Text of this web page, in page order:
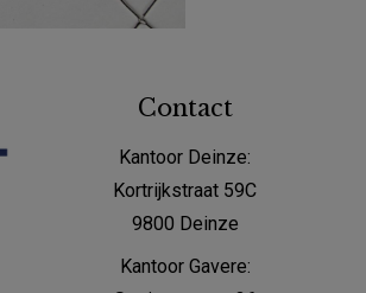
Contact
Kantoor Deinze:
Kortrijkstraat 59C
9800 Deinze
Kantoor Gavere: